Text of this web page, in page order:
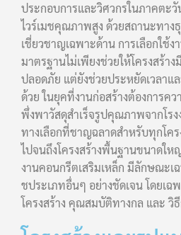
ประกอบการและวิศวกรในภาคตะวั
ไวร์เมชคุณภาพสูง ด้วยสถานะทาง
เชี่ยวชาญเฉพาะด้าน การเลือกใช้
มาตรฐานไม่เพียงช่วยให้โครงสร้า
ปลอดภัย แต่ยังช่วยประหยัดเวลาแ
ด้วย ในยุคที่งานก่อสร้างต้องการคว
พึ่งพาวัสดุสำเร็จรูปคุณภาพจากโรง
ทางเลือกที่ชาญฉลาดสำหรับทุกโค
ไปจนถึงโครงสร้างพื้นฐานขนาดให
งานคอนกรีตเสริมเหล็ก มีลักษณะเ
ชประเภทอื่นๆ อย่างชัดเจน โดยเฉ
โครงสร้าง คุณสมบัติทางกล และ วิ